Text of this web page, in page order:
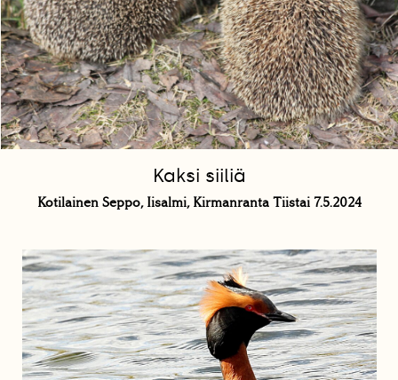
Kaksi siiliä
Kotilainen Seppo, Iisalmi, Kirmanranta Tiistai 7.5.2024